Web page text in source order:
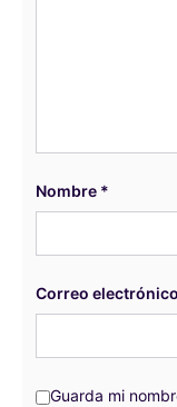
Nombre *
Correo electrónico
Guarda mi